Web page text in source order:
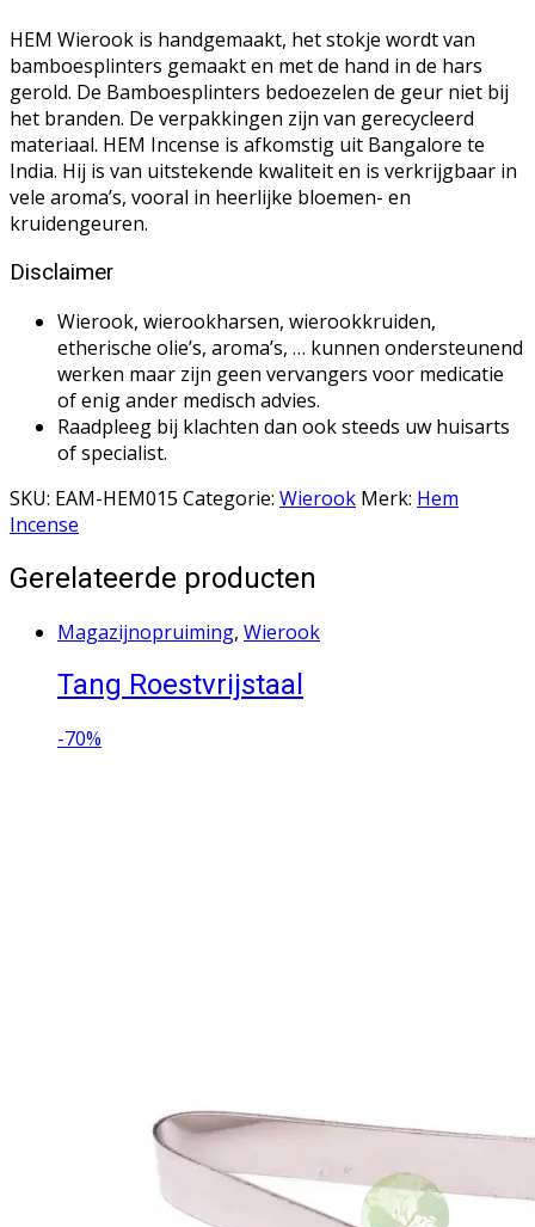
HEM Wierook is handgemaakt, het stokje wordt van
bamboesplinters gemaakt en met de hand in de hars
gerold. De Bamboesplinters bedoezelen de geur niet bij
het branden. De verpakkingen zijn van gerecycleerd
materiaal. HEM Incense is afkomstig uit Bangalore te
India. Hij is van uitstekende kwaliteit en is verkrijgbaar in
vele aroma’s, vooral in heerlijke bloemen- en
kruidengeuren.
Disclaimer
Wierook, wierookharsen, wierookkruiden,
etherische olie’s, aroma’s, … kunnen ondersteunend
werken maar zijn geen vervangers voor medicatie
of enig ander medisch advies.
Raadpleeg bij klachten dan ook steeds uw huisarts
of specialist.
SKU: EAM-HEM015 Categorie: Wierook Merk: Hem
Incense
Gerelateerde producten
Magazijnopruiming, Wierook
Tang Roestvrijstaal
-70%